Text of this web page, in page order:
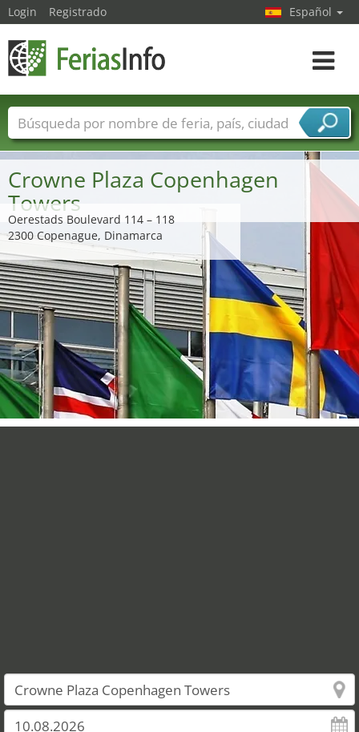
Crowne Plaza Copenhagen
Towers
Oerestads Boulevard 114 – 118
2300 Copenague, Dinamarca
Login Registrado Español
toggle
Nombres de ferias Países
Ciudades
Sectores de ferias
Sectores de proveedor de servicios